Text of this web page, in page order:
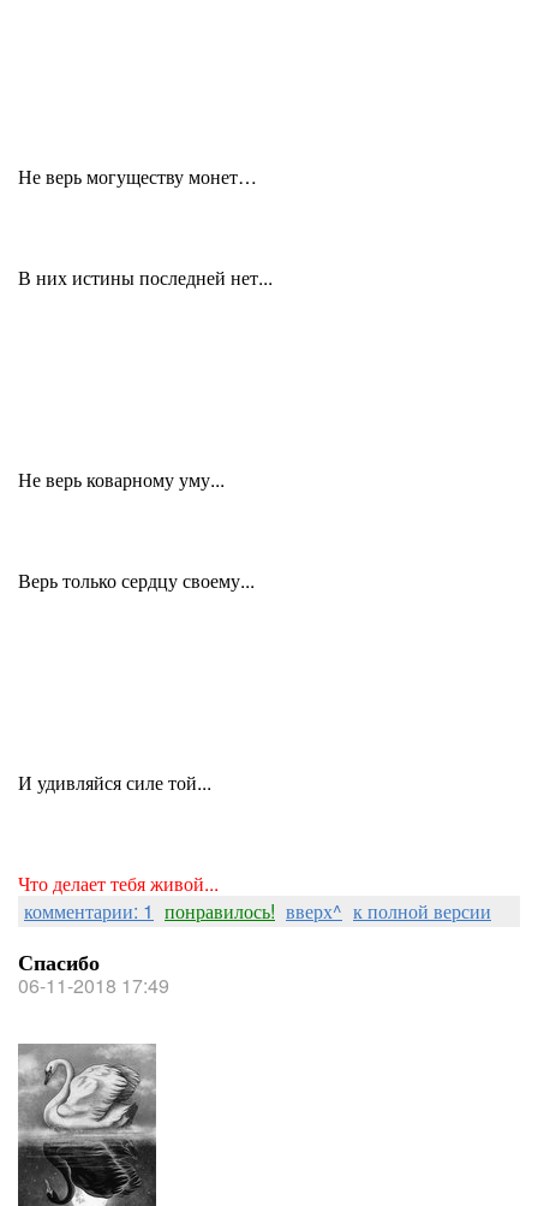
Не верь могуществу монет…
В них истины последней нет...
Не верь коварному уму...
Верь только сердцу своему...
И удивляйся силе той...
Что делает тебя живой...
комментарии: 1 понравилось! вверх^ к полной версии
Спасибо
06-11-2018 17:49